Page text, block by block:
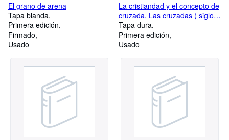
El grano de arena
Tapa blanda
Primera edición
Firmado
Usado
La cristiandad y el concepto de
cruzada. Las cruzadas ( siglos
XII- XIII)
Tapa dura
Primera edición
Usado